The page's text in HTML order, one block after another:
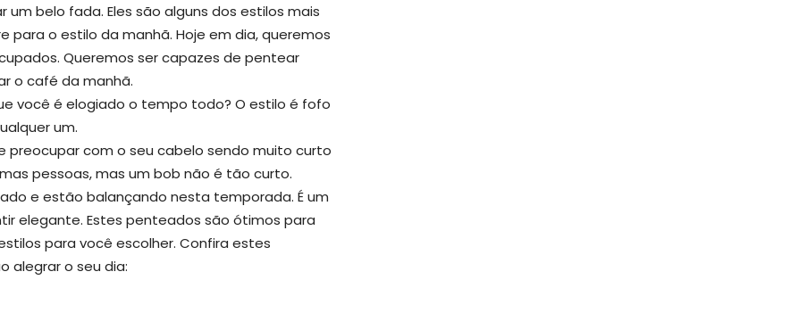
belo fada. Eles são alguns dos estilos mais
para o estilo da manhã. Hoje em dia, queremos
Queremos ser capazes de pentear
o café da manhã.
você é elogiado o tempo todo? O estilo é fofo
um.
preocupar com o seu cabelo sendo muito curto
pessoas, mas um bob não é tão curto.
e estão balançando nesta temporada. É um
elegante. Estes penteados são ótimos para
para você escolher. Confira estes
alegrar o seu dia: